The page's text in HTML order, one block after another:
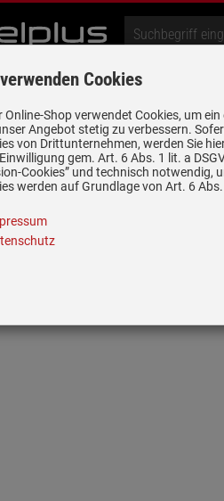
Kochen Kühlen & Gefrieren
positive Bewertungen
Amazon und Trusted Shops
Spülen & Armaturen
MRG 110-37 Onyx -
Cookies
Online-Shop verwendet Cookies, um
Angebot stetig zu verbessern.
von Drittunternehmen, werden Sie
gem. Art. 6 Abs. 1 lit. a
Cookies” und technisch notwendig,
werden auf Grundlage von Art. 6